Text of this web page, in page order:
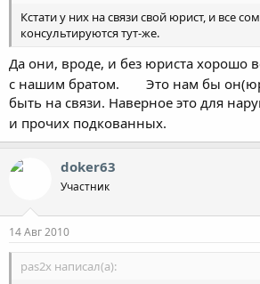
Кстати у них на связи свой юрист, и все
консультируются тут-же.
Да они, вроде, и без юриста хорошо
с нашим братом.
Это нам бы
быть на связи. Наверное это для
и прочих подкованных.
doker63
Участник
14 Авг 2010
pas2x написал(а):